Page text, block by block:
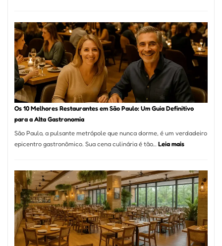
Pizzaria:
tradição
em
pizza
artesanal
forno
à
Vila
da
Os 10 Melhores Restaurantes em São Paulo: Um Guia Definitivo
para a Alta Gastronomia
São Paulo, a pulsante metrópole que nunca dorme, é um verdadeiro
epicentro gastronômico. Sua cena culinária é tão… Leia mais:
Melhores
Restaurantes
em
São
Paulo:
Um
Guia